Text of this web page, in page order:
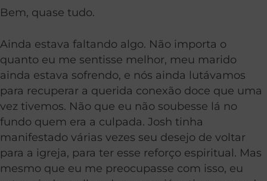
Bem, quase tudo.
Ainda estava faltando algo. Não importa o
quanto eu me sentisse melhor, meu marido
ainda estava sofrendo, e nós ainda lutávamos
para recuperar a querida conexão doce que uma
vez tivemos. Não que eu não soubesse lá no
fundo quem era a culpada. Josh tinha
manifestado várias vezes seu desejo de voltar
para a igreja, para ter esse reforço espiritual. Mas
mesmo que eu me preocupasse com isso, eu